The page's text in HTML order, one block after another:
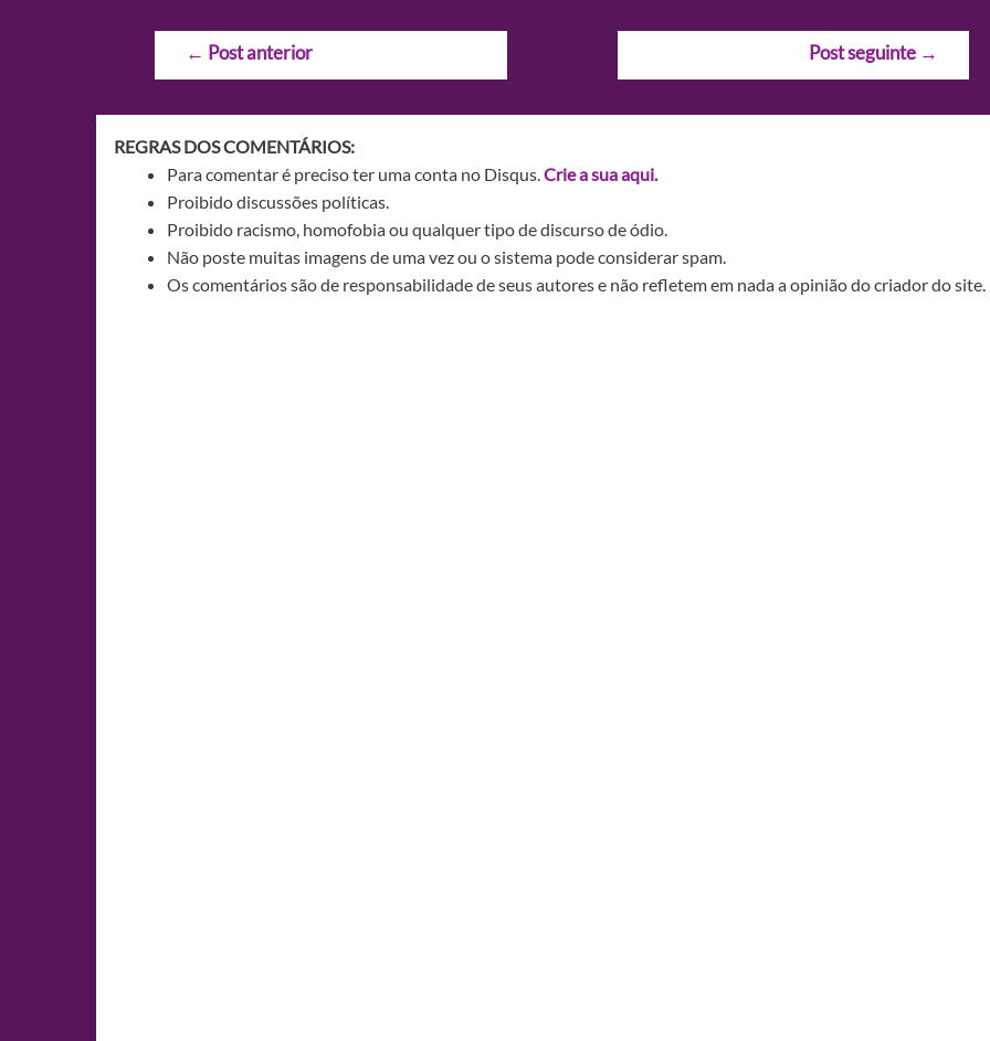
Navegação
← Post anterior Post seguinte →
REGRAS DOS COMENTÁRIOS:
Para comentar é preciso ter uma conta no Disqus.Crie a sua aqui.
Proibido discussões políticas.
Proibido racismo, homofobia ou qualquer tipo de discurso de ódio.
Não poste muitas imagens de uma vez ou o sistema pode considerar spam.
Os comentários são de responsabilidade de seus autores e não refletem em nada a opinião do criador do site.